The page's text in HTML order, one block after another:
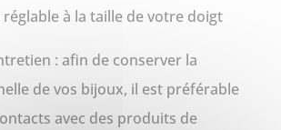
à la taille de votre doigt
: afin de conserver la
de vos bijoux, il est préférable
avec des produits de